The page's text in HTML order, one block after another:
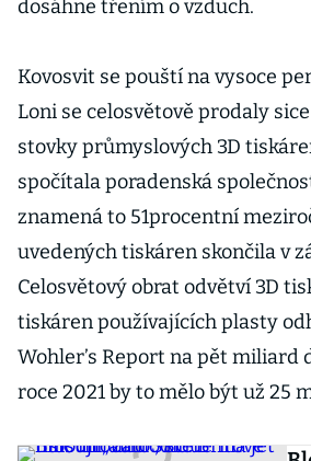
dosáhne třením o vzduch.
Kovosvit se pouští na vysoce
Loni se celosvětově prodaly
stovky průmyslových 3D
spočítala poradenská
znamená to 51procentní
uvedených tiskáren skončila v
Celosvětový obrat odvětví 3D
tiskáren používajících plasty
Wohler’s Report na pět miliard
roce 2021 by to mělo být už 25